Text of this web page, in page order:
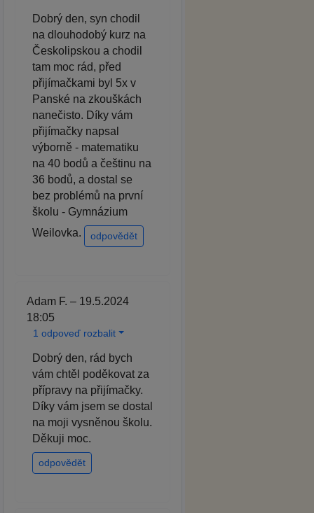
Dobrý den, syn chodil
na dlouhodobý kurz na
Českolipskou a chodil
tam moc rád, před
přijímačkami byl 5x v
Panské na zkouškách
nanečisto. Díky vám
přijímačky napsal
výborně - matematiku
na 40 bodů a češtinu na
36 bodů, a dostal se
bez problémů na první
školu - Gymnázium
Weilovka.
odpovědět
Adam F. – 19.5.2024
18:05
1 odpoveď rozbalit
Dobrý den, rád bych
vám chtěl poděkovat za
přípravy na přijímačky.
Díky vám jsem se dostal
na moji vysněnou školu.
Děkuji moc.
odpovědět